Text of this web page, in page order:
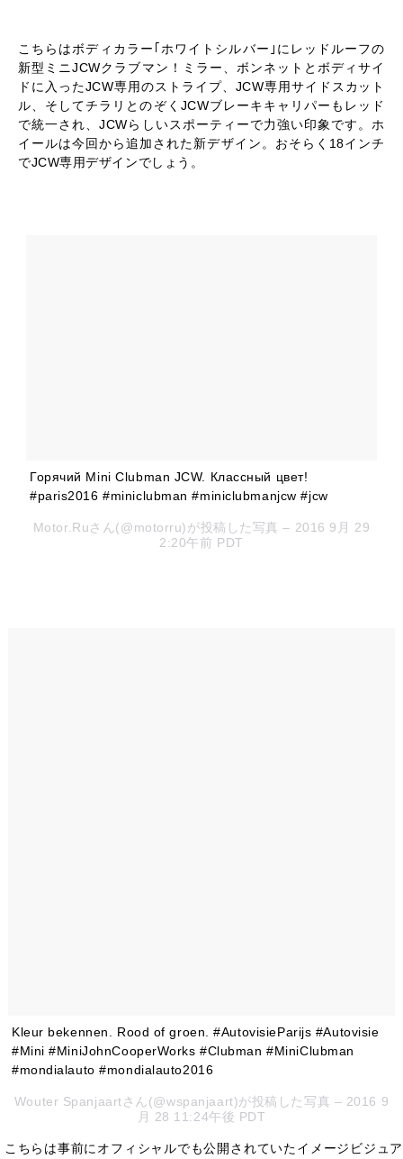
こちらはボディカラー｢ホワイトシルバー｣にレッドルーフの
新型ミニJCWクラブマン！ミラー、ボンネットとボディサイ
ドに入ったJCW専用のストライプ、JCW専用サイドスカット
ル、そしてチラリとのぞくJCWブレーキキャリパーもレッド
で統一され、JCWらしいスポーティーで力強い印象です。ホ
イールは今回から追加された新デザイン。おそらく18インチ
でJCW専用デザインでしょう。
Горячий Mini Clubman JCW. Классный цвет!
#paris2016 #miniclubman #miniclubmanjcw #jcw
Motor.Ruさん(@motorru)が投稿した写真 – 2016 9月 29
2:20午前 PDT
Kleur bekennen. Rood of groen. #AutovisieParijs #Autovisie
#Mini #MiniJohnCooperWorks #Clubman #MiniClubman
#mondialauto #mondialauto2016
Wouter Spanjaartさん(@wspanjaart)が投稿した写真 – 2016 9
月 28 11:24午後 PDT
こちらは事前にオフィシャルでも公開されていたイメージビジュア